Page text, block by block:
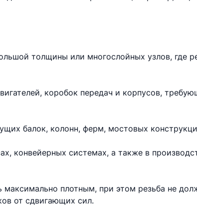
толщины или многослойных узлов, где
коробок передач и корпусов,
балок, колонн, ферм, мостовых
конвейерных системах, а также в
плотным, при этом резьба не
от сдвигающих сил.